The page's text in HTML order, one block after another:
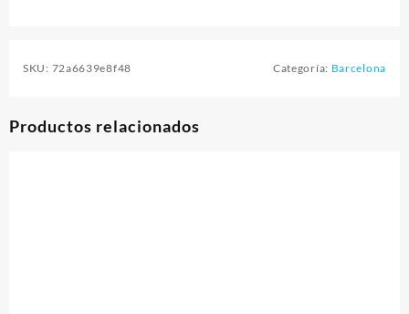
SKU: 72a6639e8f48 Categoría: Barcelona
Productos relacionados